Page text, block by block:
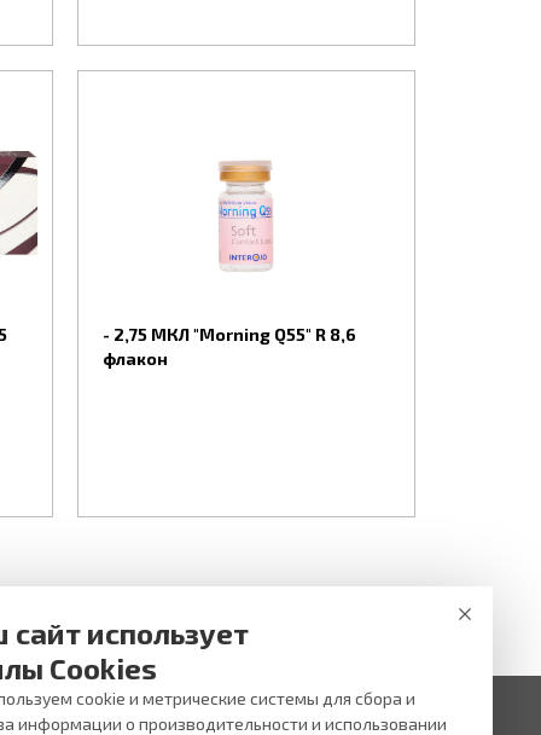
при астигматизме.
цветные линзы, обладающие
салонов оптики «Вижу». Наши опытные
вариант коррекции зрения, сходя из
модель в нашем каталоге и купить с
- 2,75 МКЛ "Morning Q55" R 8,6
флакон
сайт использует
Cookies
cookie и метрические системы для сбора и
информации о производительности и использовании